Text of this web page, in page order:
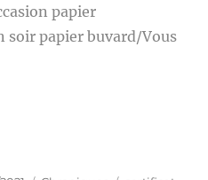
papier
papier buvard/Vous